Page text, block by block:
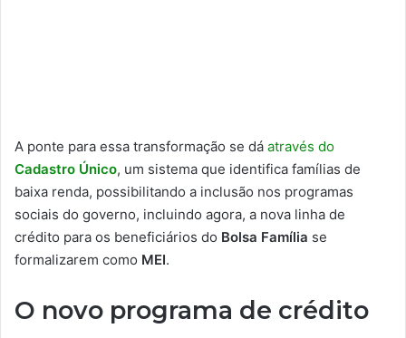
A ponte para essa transformação se dá através do
Cadastro Único, um sistema que identifica famílias de
baixa renda, possibilitando a inclusão nos programas
sociais do governo, incluindo agora, a nova linha de
crédito para os beneficiários do Bolsa Família se
formalizarem como MEI.
O novo programa de crédito